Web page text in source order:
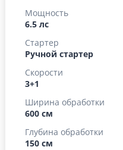
Мощность
6.5 лс
Стартер
Ручной стартер
Скорости
3+1
Ширина обработки
600 см
Глубина обработки
150 см